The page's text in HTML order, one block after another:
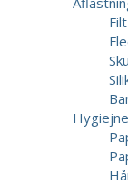
Filt
Hygiejne